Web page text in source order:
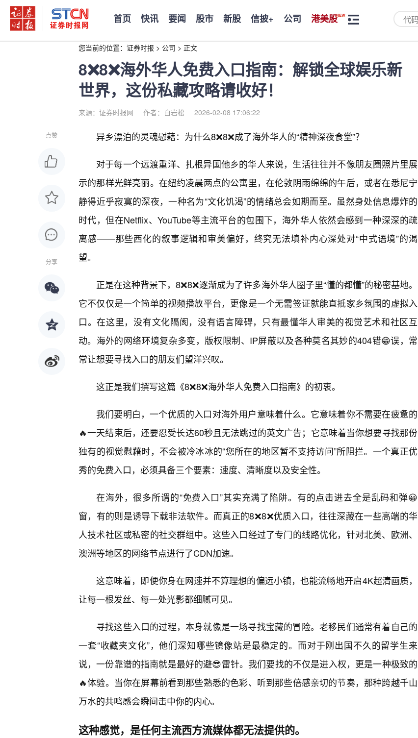
首页 快讯 要闻 股市 新股 信披+ 公司 港美股
您当前的位置： 证券时报 > 公司 > 正文
8❌8❌海外华人免费入口指南：解锁全球娱乐新
世界，这份私藏攻略请收好！
来源：证券时报网 作者：白岩松 2026-02-08 17:06:22
点赞
分享
异乡漂泊的灵魂慰藉：为什么8❌8❌成了海外华人的“精神深夜食堂”？
对于每一个远渡重洋、扎根异国他乡的华人来说，生活往往并不像朋友圈照片里展
示的那样光鲜亮丽。在纽约凌晨两点的公寓里，在伦敦阴雨绵绵的午后，或者在悉尼宁
静得近乎寂寞的深夜，一种名为“文化饥渴”的情绪总会如期而至。虽然身处信息爆炸的
时代，但在Netflix、YouTube等主流平台的包围下，海外华人依然会感到一种深深的疏
离感——那些西化的叙事逻辑和审美偏好，终究无法填补内心深处对“中式语境”的渴
望。
正是在这种背景下，8❌8❌逐渐成为了许多海外华人圈子里“懂的都懂”的秘密基地。
它不仅仅是一个简单的视频播放平台，更像是一个无需签证就能直抵家乡氛围的虚拟入
口。在这里，没有文化隔阂，没有语言障碍，只有最懂华人审美的视觉艺术和社区互
动。海外的网络环境复杂多变，版权限制、IP屏蔽以及各种莫名其妙的404错😁误，常
常让想要寻找入口的朋友们望洋兴叹。
这正是我们撰写这篇《8❌8❌海外华人免费入口指南》的初衷。
我们要明白，一个优质的入口对海外用户意味着什么。它意味着你不需要在疲惫的
🔥一天结束后，还要忍受长达60秒且无法跳过的英文广告；它意味着当你想要寻找那份
独有的视觉慰藉时，不会被冷冰冰的“您所在的地区暂不支持访问”所阻拦。一个真正优
秀的免费入口，必须具备三个要素：速度、清晰度以及安全性。
在海外，很多所谓的“免费入口”其实充满了陷阱。有的点击进去全是乱码和弹😀
窗，有的则是诱导下载非法软件。而真正的8❌8❌优质入口，往往深藏在一些高端的华
人技术社区或私密的社交群组中。这些入口经过了专门的线路优化，针对北美、欧洲、
澳洲等地区的网络节点进行了CDN加速。
这意味着，即便你身在网速并不算理想的偏远小镇，也能流畅地开启4K超清画质，
让每一根发丝、每一处光影都细腻可见。
寻找这些入口的过程，本身就像是一场寻找宝藏的冒险。老移民们通常有着自己的
一套“收藏夹文化”，他们深知哪些镜像站是最稳定的。而对于刚出国不久的留学生来
说，一份靠谱的指南就是最好的避😎雷针。我们要找的不仅是进入权，更是一种极致的
🔥体验。当你在屏幕前看到那些熟悉的色彩、听到那些倍感亲切的节奏，那种跨越千山
万水的共鸣感会瞬间击中你的内心。
这种感觉，是任何主流西方流媒体都无法提供的。